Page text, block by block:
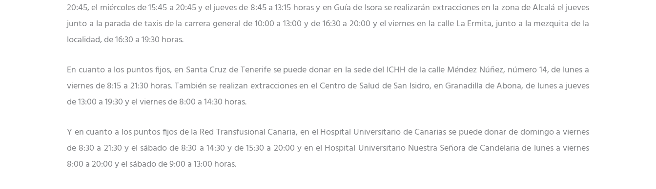
20:45, el miércoles de 15:45 a 20:45 y el jueves de 8:45 a 13:15 horas y en Guía de Isora se realizarán extracciones en la zona de Alcalá el jueves
junto a la parada de taxis de la carrera general de 10:00 a 13:00 y de 16:30 a 20:00 y el viernes en la calle La Ermita, junto a la mezquita de la
localidad, de 16:30 a 19:30 horas.
En cuanto a los puntos fijos, en Santa Cruz de Tenerife se puede donar en la sede del ICHH de la calle Méndez Núñez, número 14, de lunes a
viernes de 8:15 a 21:30 horas. También se realizan extracciones en el Centro de Salud de San Isidro, en Granadilla de Abona, de lunes a jueves
de 13:00 a 19:30 y el viernes de 8:00 a 14:30 horas.
Y en cuanto a los puntos fijos de la Red Transfusional Canaria, en el Hospital Universitario de Canarias se puede donar de domingo a viernes
de 8:30 a 21:30 y el sábado de 8:30 a 14:30 y de 15:30 a 20:00 y en el Hospital Universitario Nuestra Señora de Candelaria de lunes a viernes
8:00 a 20:00 y el sábado de 9:00 a 13:00 horas.